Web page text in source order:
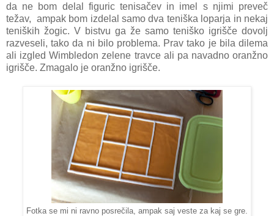
da ne bom delal figuric tenisačev in imel s njimi preveč
težav, ampak bom izdelal samo dva teniška loparja in nekaj
teniških žogic. V bistvu ga že samo teniško igrišče dovolj
razveseli, tako da ni bilo problema. Prav tako je bila dilema
ali izgled Wimbledon zelene travce ali pa navadno oranžno
igrišče. Zmagalo je oranžno igrišče.
Fotka se mi ni ravno posrečila, ampak saj veste za kaj se gre.